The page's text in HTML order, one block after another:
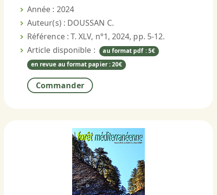
Année : 2024
Auteur(s) : DOUSSAN C.
Référence : T. XLV, n°1, 2024, pp. 5-12.
Article disponible :
au format pdf : 5€
en revue au format papier : 20€
Commander